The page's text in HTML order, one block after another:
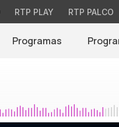
RTP PLAY RTP PALCO
Programas